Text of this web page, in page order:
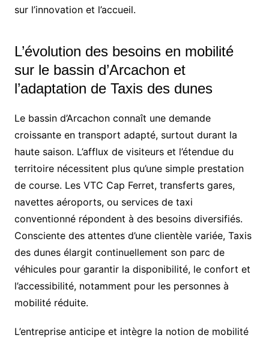
sur l’innovation et l’accueil.
L’évolution des besoins en mobilité
sur le bassin d’Arcachon et
l’adaptation de Taxis des dunes
Le bassin d’Arcachon connaît une demande
croissante en transport adapté, surtout durant la
haute saison. L’afflux de visiteurs et l’étendue du
territoire nécessitent plus qu’une simple prestation
de course. Les VTC Cap Ferret, transferts gares,
navettes aéroports, ou services de taxi
conventionné répondent à des besoins diversifiés.
Consciente des attentes d’une clientèle variée, Taxis
des dunes élargit continuellement son parc de
véhicules pour garantir la disponibilité, le confort et
l’accessibilité, notamment pour les personnes à
mobilité réduite.
L’entreprise anticipe et intègre la notion de mobilité